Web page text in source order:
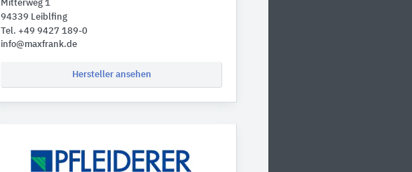
Mitterweg 1
94339 Leiblfing
Tel. +49 9427 189-0
info@maxfrank.de
Hersteller ansehen